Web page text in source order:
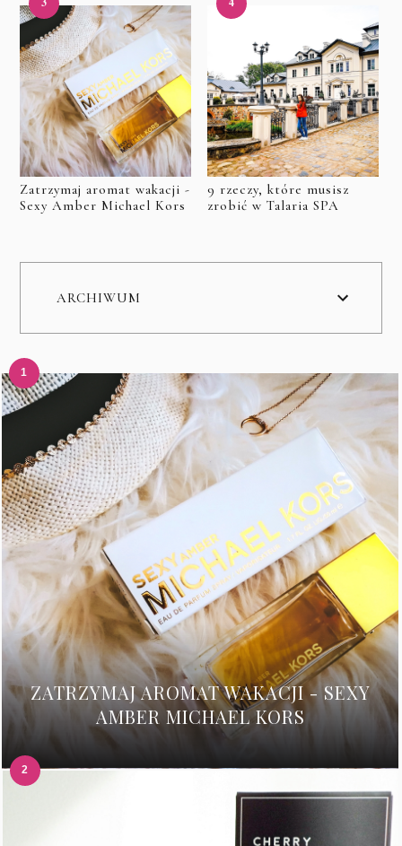
Zatrzymaj aromat wakacji -
Sexy Amber Michael Kors
9 rzeczy, które musisz
zrobić w Talaria SPA
ARCHIWUM
ZATRZYMAJ AROMAT WAKACJI - SEXY
AMBER MICHAEL KORS